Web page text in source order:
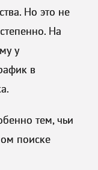
Но это не
На
у
в
тем, чьи
поиске